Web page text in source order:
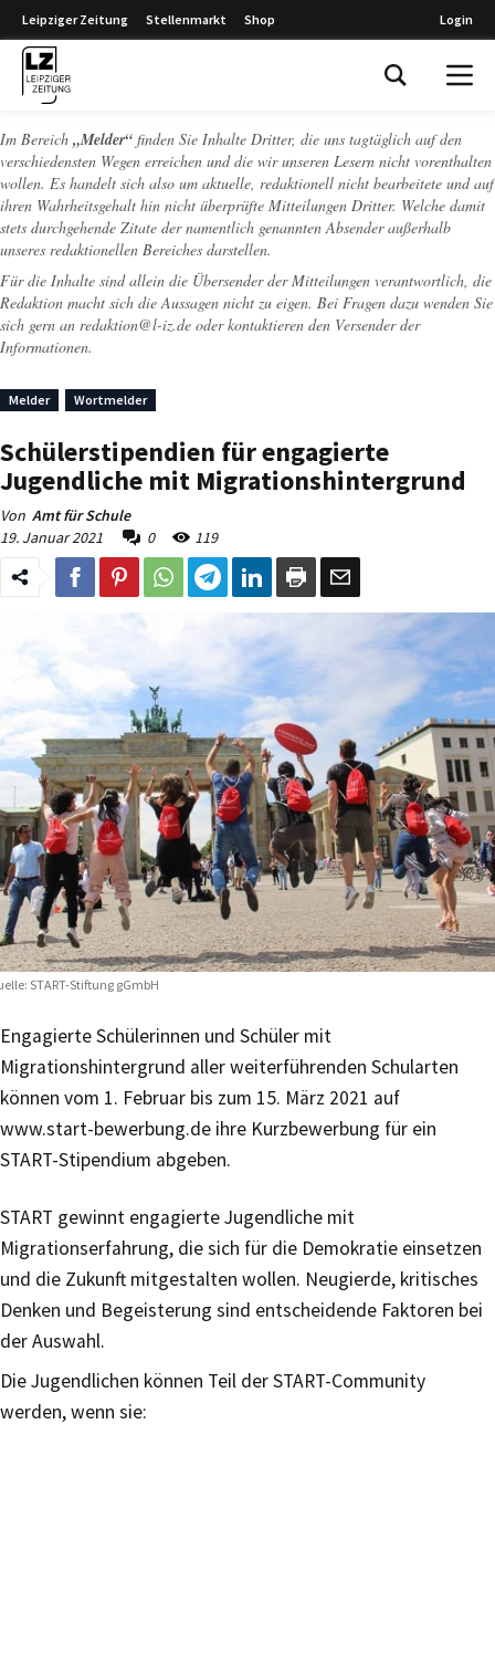
Leipziger Zeitung Stellenmarkt Shop Login
Im Bereich „Melder“ finden Sie Inhalte Dritter, die uns tagtäglich auf den
verschiedensten Wegen erreichen und die wir unseren Lesern nicht vorenthalten
wollen. Es handelt sich also um aktuelle, redaktionell nicht bearbeitete und auf
ihren Wahrheitsgehalt hin nicht überprüfte Mitteilungen Dritter. Welche damit
stets durchgehende Zitate der namentlich genannten Absender außerhalb
unseres redaktionellen Bereiches darstellen.
Für die Inhalte sind allein die Übersender der Mitteilungen verantwortlich, die
Redaktion macht sich die Aussagen nicht zu eigen. Bei Fragen dazu wenden Sie
sich gern an redaktion@l-iz.de oder kontaktieren den Versender der
Informationen.
Melder Wortmelder
Schülerstipendien für engagierte
Jugendliche mit Migrationshintergrund
Von Amt für Schule
19. Januar 2021
0 119
START-Stiftung gGmbH
Engagierte Schülerinnen und Schüler mit
Migrationshintergrund aller weiterführenden Schularten
können vom 1. Februar bis zum 15. März 2021 auf
www.start-bewerbung.de ihre Kurzbewerbung für ein
START-Stipendium abgeben.
START gewinnt engagierte Jugendliche mit
Migrationserfahrung, die sich für die Demokratie einsetzen
und die Zukunft mitgestalten wollen. Neugierde, kritisches
Denken und Begeisterung sind entscheidende Faktoren bei
der Auswahl.
Die Jugendlichen können Teil der START-Community
werden, wenn sie: